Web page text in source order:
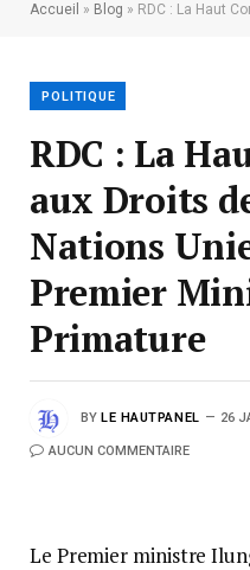
Accueil » Blog » RDC : La Haut Commissaire aux
POLITIQUE
RDC : La
aux Droits
Nations
Premier
Primature
BY LE HAUTPANEL 26
AUCUN COMMENTAIRE
Le Premier ministre